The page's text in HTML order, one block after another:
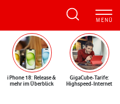
iPhone 18: Release &
mehr im Überblick
GigaCube-Tarife:
Highspeed-Internet